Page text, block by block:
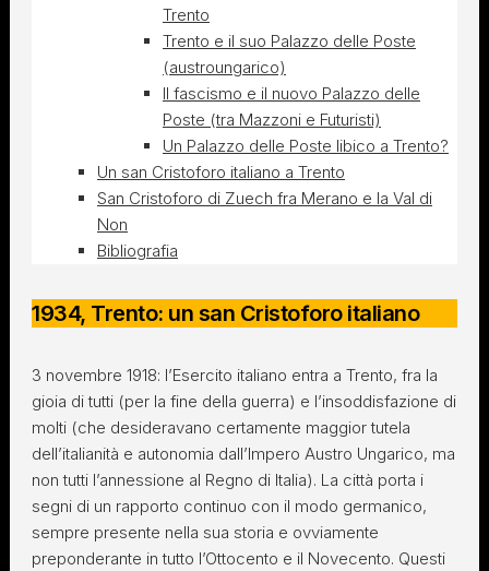
Trento
Trento e il suo Palazzo delle Poste
(austroungarico)
Il fascismo e il nuovo Palazzo delle
Poste (tra Mazzoni e Futuristi)
Un Palazzo delle Poste libico a Trento?
Un san Cristoforo italiano a Trento
San Cristoforo di Zuech fra Merano e la Val di
Non
Bibliografia
1934, Trento: un san Cristoforo italiano
3 novembre 1918: l’Esercito italiano entra a Trento, fra la
gioia di tutti (per la fine della guerra) e l’insoddisfazione di
molti (che desideravano certamente maggior tutela
dell’italianità e autonomia dall’Impero Austro Ungarico, ma
non tutti l’annessione al Regno di Italia). La città porta i
segni di un rapporto continuo con il modo germanico,
sempre presente nella sua storia e ovviamente
preponderante in tutto l’Ottocento e il Novecento. Questi